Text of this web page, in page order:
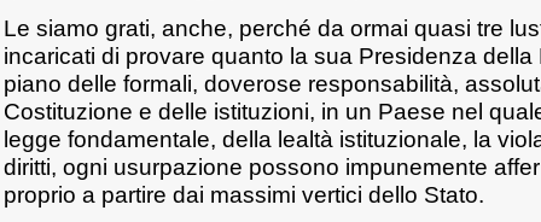
Le siamo grati, anche, perché da ormai quasi tre
incaricati di provare quanto la sua Presidenza
piano delle formali, doverose responsabilità,
Costituzione e delle istituzioni, in un Paese nel
legge fondamentale, della lealtà istituzionale, la
diritti, ogni usurpazione possono impunemente
proprio a partire dai massimi vertici dello Stato.